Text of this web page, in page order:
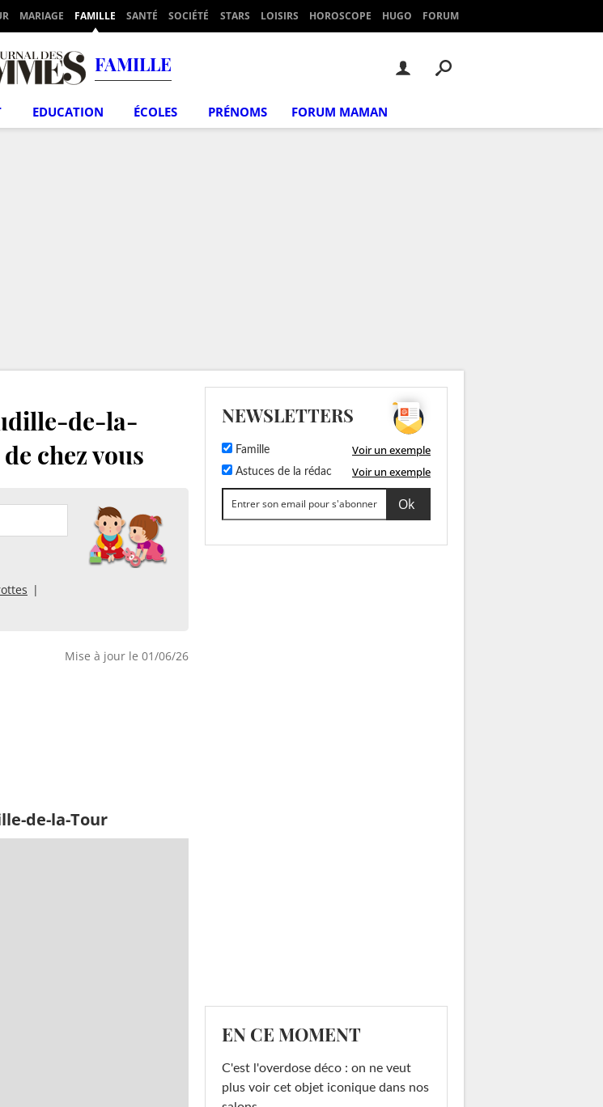
MARIAGE FAMILLE SANTÉ SOCIÉTÉ STARS LOISIRS HOROSCOPE HUGO FORUM
FAMILLE
EDUCATION ÉCOLES PRÉNOMS FORUM MAMAN
de-la-
chez vous
Mise à jour le 01/06/26
de-la-Tour
NEWSLETTERS
Famille Voir un exemple
Astuces de la rédac Voir un exemple
EN CE MOMENT
C'est l'overdose déco : on ne veut
plus voir cet objet iconique dans nos